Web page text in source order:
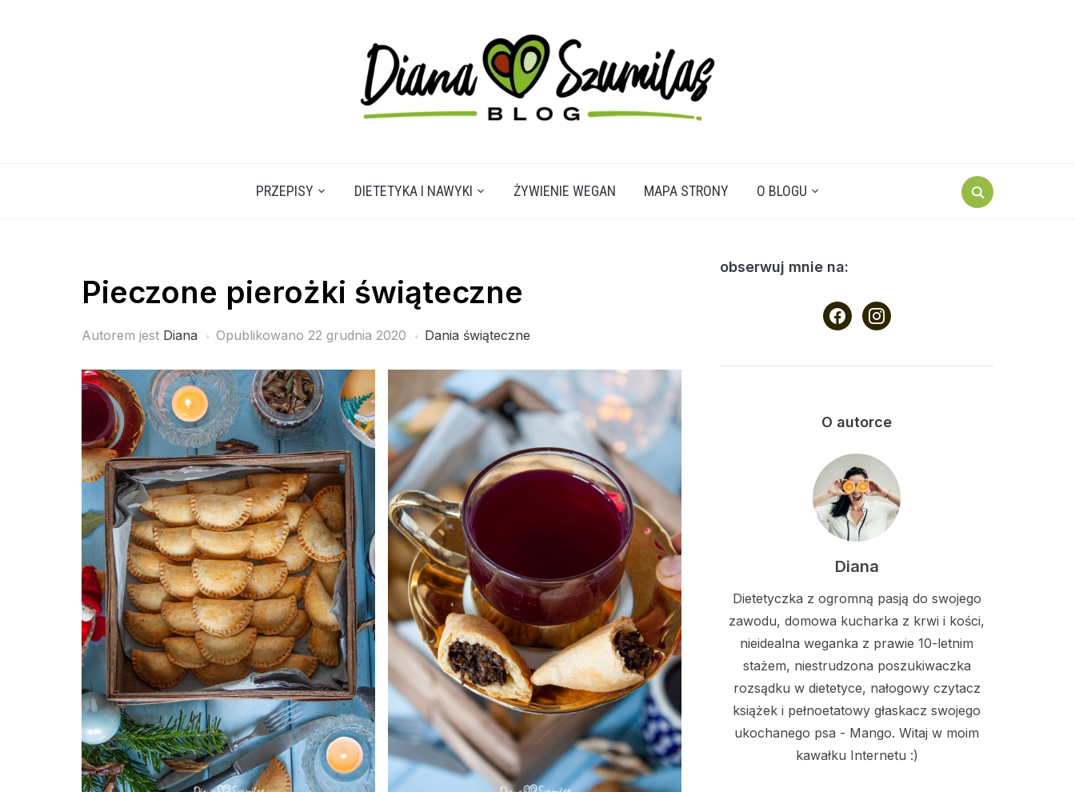
Search
for:
PRZEPISY DIETETYKA I NAWYKI ŻYWIENIE WEGAN MAPA STRONY O BLOGU
Pieczone pierożki świąteczne
Autorem jest Diana Opublikowano 22 grudnia 2020 Dania świąteczne
obserwuj mnie na:
facebookinstagram
O autorce
Diana
Dietetyczka z ogromną pasją do swojego
zawodu, domowa kucharka z krwi i kości,
nieidealna weganka z prawie 10-letnim
stażem, niestrudzona poszukiwaczka
rozsądku w dietetyce, nałogowy czytacz
książek i pełnoetatowy głaskacz swojego
ukochanego psa - Mango. Witaj w moim
kawałku Internetu :)